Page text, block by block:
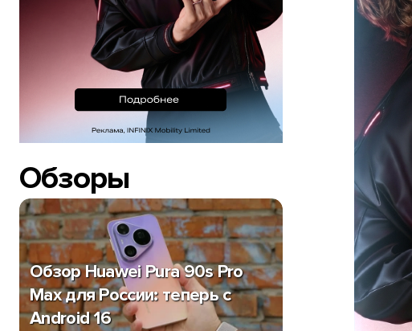
Обзоры
Обзор Huawei Pura 90s Pro
Max для России: теперь с
Android 16